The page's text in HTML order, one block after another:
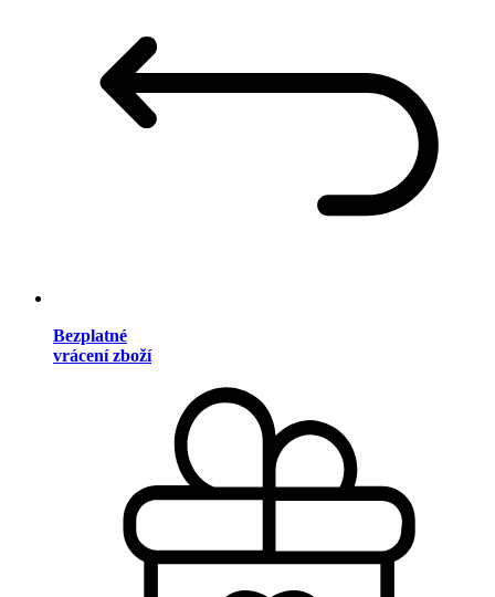
Bezplatné
vrácení zboží